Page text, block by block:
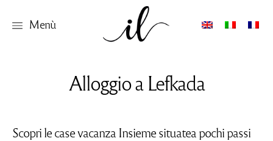
Menù
Alloggio a Lefkada
Scopri le case vacanza Insieme situatea pochi passi